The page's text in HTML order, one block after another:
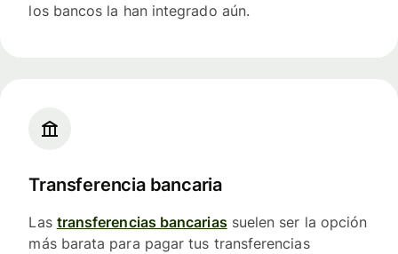
los bancos la han integrado aún.
Transferencia bancaria
Las transferencias bancariassuelen ser la opción
más barata para pagar tus transferencias